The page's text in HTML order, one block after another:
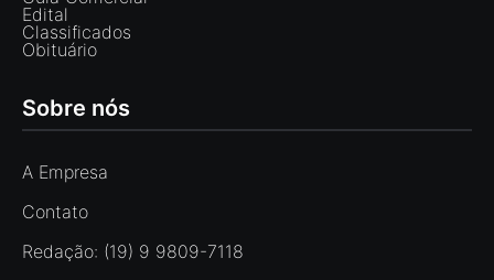
Edital
Classificados
Obituário
Sobre nós
A Empresa
Contato
Redação: (19) 9 9809-7118